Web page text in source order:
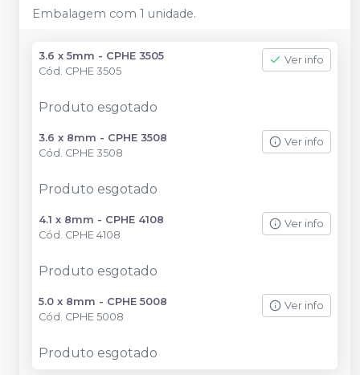
Embalagem com 1 unidade.
3.6 x 5mm - CPHE 3505
Cód. CPHE 3505
Ver info
Produto esgotado
3.6 x 8mm - CPHE 3508
Cód. CPHE 3508
Ver info
Produto esgotado
4.1 x 8mm - CPHE 4108
Cód. CPHE 4108
Ver info
Produto esgotado
5.0 x 8mm - CPHE 5008
Cód. CPHE 5008
Ver info
Produto esgotado